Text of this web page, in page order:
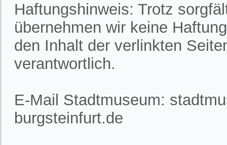
Haftungshinweis: Trotz
übernehmen wir keine
den Inhalt der verlinkten
verantwortlich.
E-Mail Stadtmuseum:
burgsteinfurt.de